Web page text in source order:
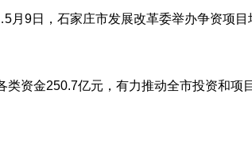
9日，石家庄市发展改革委举办争资项目
资金250.7亿元，有力推动全市投资和项